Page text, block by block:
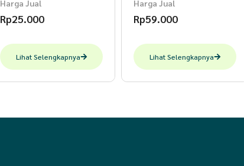
Harga Jual
Rp25.000
Lihat Selengkapnya
Harga Jual
Rp59.000
Lihat Selengkapnya